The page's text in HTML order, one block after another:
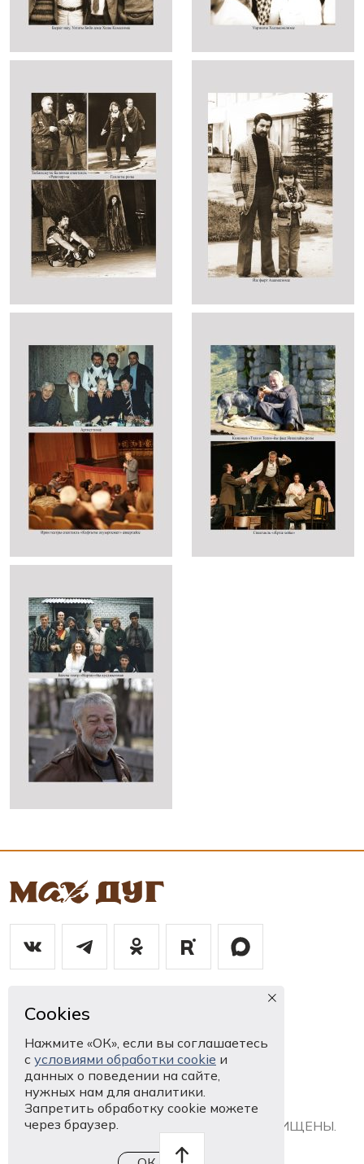
mahdug@kpmk.alania.gov.ru
Ныффыссут нӕм
© 1994 - 2026, Мах Дуг. ВСЕ ПРАВА ЗАЩИЩЕНЫ.
Cookies
Нажмите «ОК», если вы соглашаетесь
с условиями обработки cookie и
данных о поведении на сайте,
нужных нам для аналитики.
Запретить обработку cookie можете
через браузер.